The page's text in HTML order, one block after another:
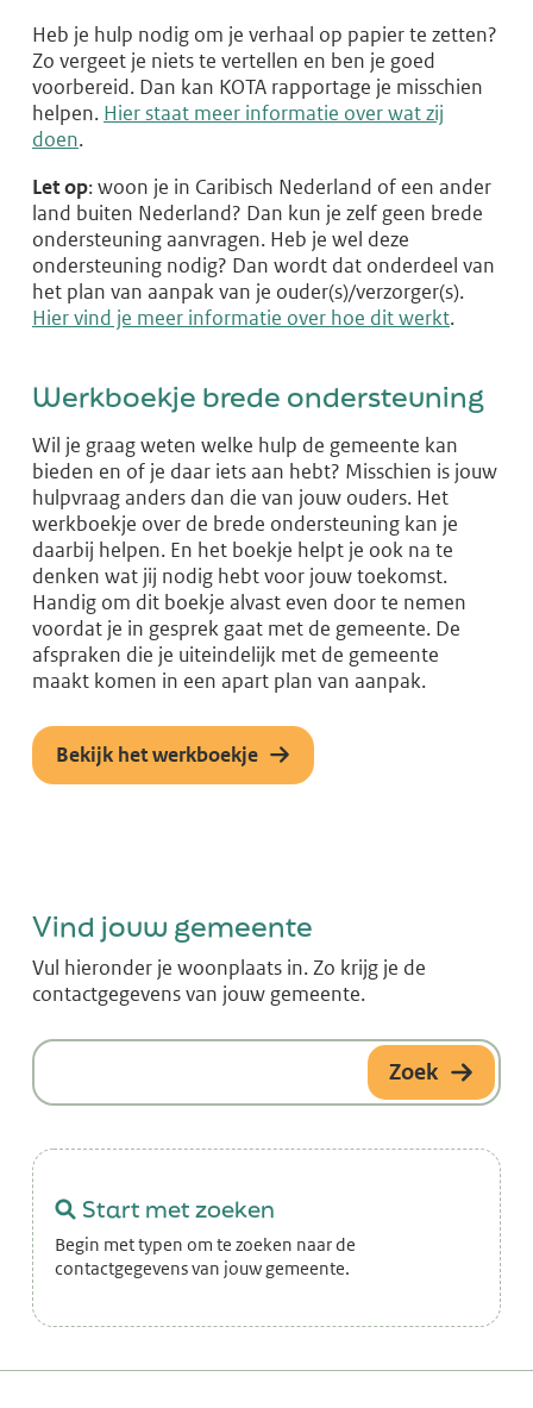
Heb je hulp nodig om je verhaal op papier te zetten?
Zo vergeet je niets te vertellen en ben je goed
voorbereid. Dan kan KOTA rapportage je misschien
helpen. Hier staat meer informatie over wat zij
doen.
Let op: woon je in Caribisch Nederland of een ander
land buiten Nederland? Dan kun je zelf geen brede
ondersteuning aanvragen. Heb je wel deze
ondersteuning nodig? Dan wordt dat onderdeel van
het plan van aanpak van je ouder(s)/verzorger(s).
Hier vind je meer informatie over hoe dit werkt.
Werkboekje brede ondersteuning
Wil je graag weten welke hulp de gemeente kan
bieden en of je daar iets aan hebt? Misschien is jouw
hulpvraag anders dan die van jouw ouders. Het
werkboekje over de brede ondersteuning kan je
daarbij helpen. En het boekje helpt je ook na te
denken wat jij nodig hebt voor jouw toekomst.
Handig om dit boekje alvast even door te nemen
voordat je in gesprek gaat met de gemeente. De
afspraken die je uiteindelijk met de gemeente
maakt komen in een apart plan van aanpak.
Bekijk het werkboekje
Vind jouw gemeente
Vul hieronder je woonplaats in. Zo krijg je de
contactgegevens van jouw gemeente.
Zoek
Start met zoeken
Begin met typen om te zoeken naar de
contactgegevens van jouw gemeente.